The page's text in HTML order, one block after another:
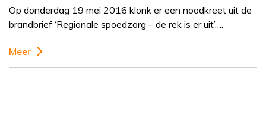
Op donderdag 19 mei 2016 klonk er een noodkreet uit de
brandbrief ‘Regionale spoedzorg – de rek is er uit’….
Meer